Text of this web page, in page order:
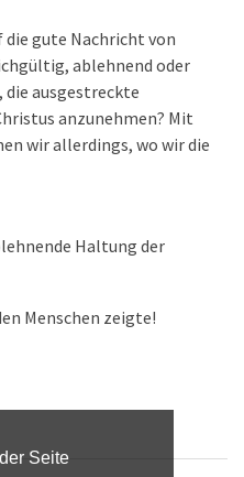
Seite
die gute Nachricht von
ablehnend oder
die ausgestreckte
anzunehmen? Mit
wir allerdings, wo wir die
Haltung der
Menschen zeigte!